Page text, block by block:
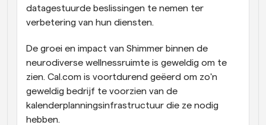
datagestuurde beslissingen te nemen ter
verbetering van hun diensten.
De groei en impact van Shimmer binnen de
neurodiverse wellnessruimte is geweldig om te
zien. Cal.com is voortdurend geëerd om zo'n
geweldig bedrijf te voorzien van de
kalenderplanningsinfrastructuur die ze nodig
hebben.